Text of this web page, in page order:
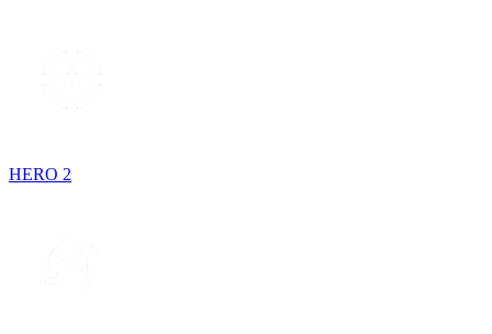
HERO 2